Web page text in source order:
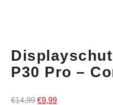
P30 Pro –
€14,99 Ursprünglicher
€9,99Aktueller